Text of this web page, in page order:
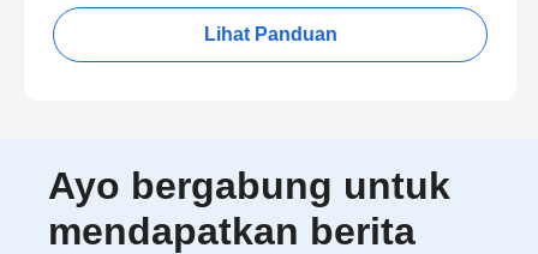
Lihat Panduan
Ayo bergabung untuk
mendapatkan berita